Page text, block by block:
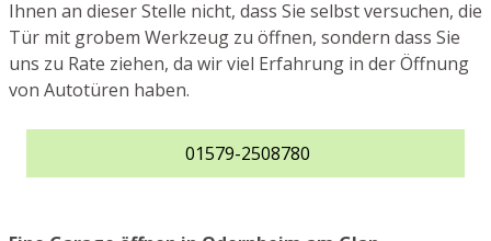
Ihnen an dieser Stelle nicht, dass Sie selbst versuchen, die
Tür mit grobem Werkzeug zu öffnen, sondern dass Sie
uns zu Rate ziehen, da wir viel Erfahrung in der Öffnung
von Autotüren haben.
01579-2508780